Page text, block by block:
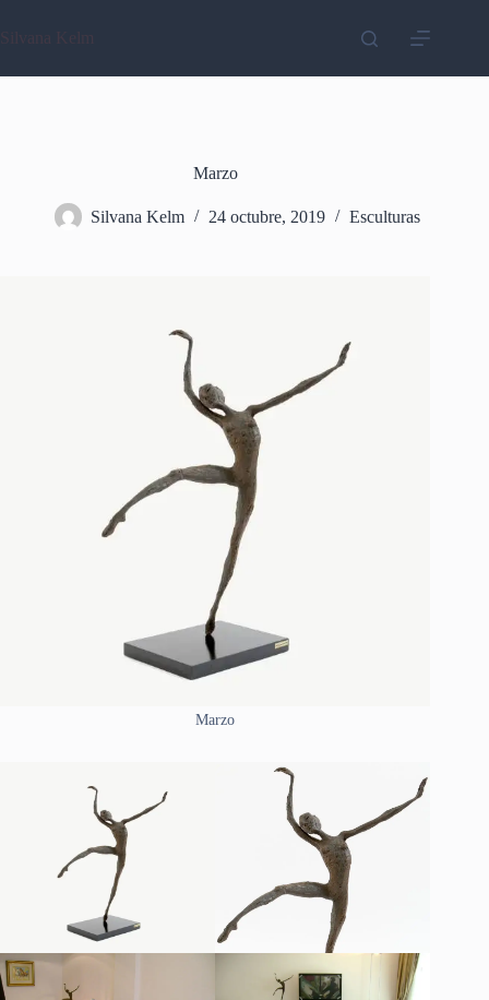
contenido
Silvana Kelm
Marzo
Silvana Kelm 24 octubre, 2019 Esculturas
Marzo